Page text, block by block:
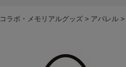
コラボ・メモリアルグッズ アパレル